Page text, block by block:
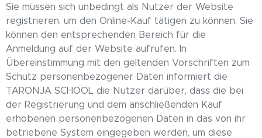
Sie müssen sich unbedingt als Nutzer der Website
registrieren, um den Online-Kauf tätigen zu können. Sie
können den entsprechenden Bereich für die
Anmeldung auf der Website aufrufen. In
Übereinstimmung mit den geltenden Vorschriften zum
Schutz personenbezogener Daten informiert die
TARONJA SCHOOL die Nutzer darüber, dass die bei
der Registrierung und dem anschließenden Kauf
erhobenen personenbezogenen Daten in das von ihr
betriebene System eingegeben werden, um diese